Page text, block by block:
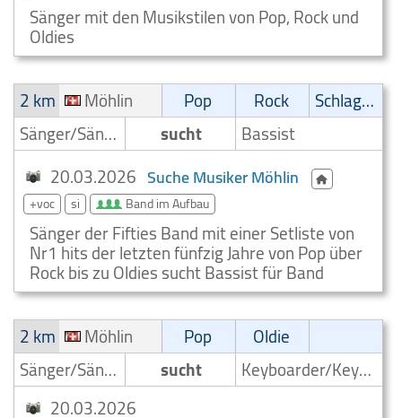
Sänger mit den Musikstilen von Pop, Rock und
Oldies
2 km
Möhlin Pop Rock
Schlager
Sänger/Sängerin
sucht
Bassist
20.03.2026 Suche Musiker Möhlin
+voc si Band im Aufbau
Sänger der Fifties Band mit einer Setliste von
Nr1 hits der letzten fünfzig Jahre von Pop über
Rock bis zu Oldies sucht Bassist für Band
2 km
Möhlin Pop
Oldie
Sänger/Sängerin
sucht
Keyboarder/Keyboardspieler
20.03.2026